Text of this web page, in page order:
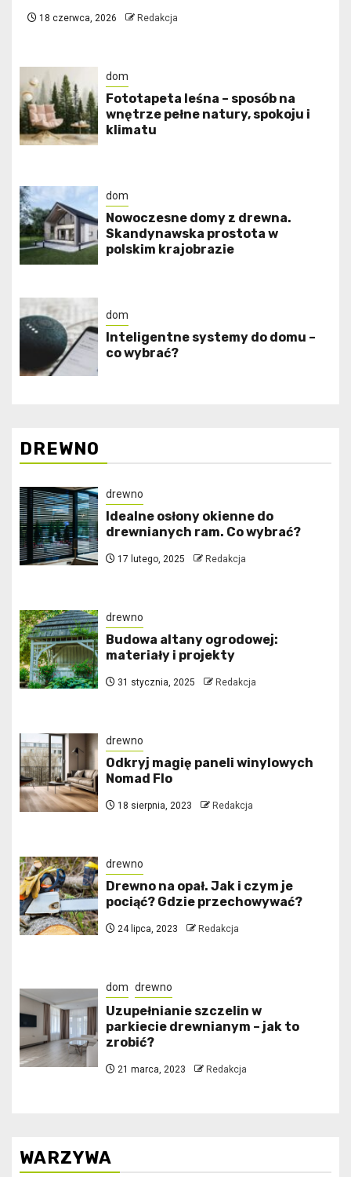
18 czerwca, 2026 Redakcja
dom
​Fototapeta leśna – sposób na
wnętrze pełne natury, spokoju i
klimatu
dom
Nowoczesne domy z drewna.
Skandynawska prostota w
polskim krajobrazie
dom
Inteligentne systemy do domu –
co wybrać?
DREWNO
drewno
Idealne osłony okienne do
drewnianych ram. Co wybrać?
17 lutego, 2025 Redakcja
drewno
Budowa altany ogrodowej:
materiały i projekty
31 stycznia, 2025 Redakcja
drewno
Odkryj magię paneli winylowych
Nomad Flo
18 sierpnia, 2023 Redakcja
drewno
Drewno na opał. Jak i czym je
pociąć? Gdzie przechowywać?
24 lipca, 2023 Redakcja
dom drewno
Uzupełnianie szczelin w
parkiecie drewnianym – jak to
zrobić?
21 marca, 2023 Redakcja
WARZYWA